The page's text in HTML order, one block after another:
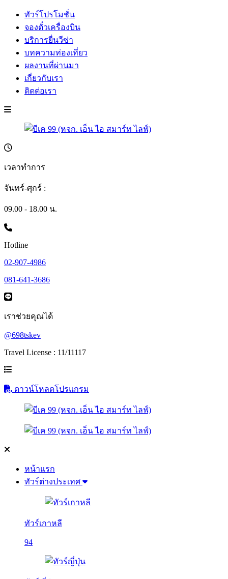
ทัวร์โปรโมชั่น
จองตั๋วเครื่องบิน
บริการยื่นวีซ่า
บทความท่องเที่ยว
ผลงานที่ผ่านมา
เกี่ยวกับเรา
ติดต่อเรา
เวลาทำการ
จันทร์-ศุกร์ :
09.00 - 18.00 น.
Hotline
02-907-4986
081-641-3686
เราช่วยคุณได้
@698tskev
Travel License : 11/11117
ดาวน์โหลดโปรแกรม
หน้าแรก
ทัวร์ต่างประเทศ
ทัวร์เกาหลี
94